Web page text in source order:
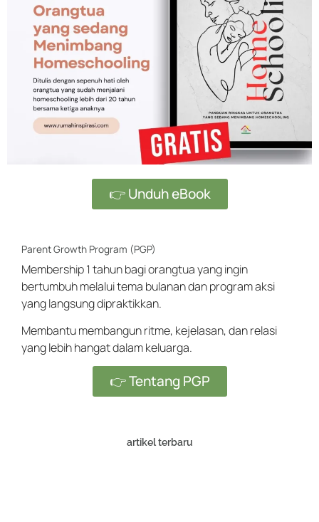
👉 Unduh eBook
Parent Growth Program (PGP)
Membership 1 tahun bagi orangtua yang ingin
bertumbuh melalui tema bulanan dan program aksi
yang langsung dipraktikkan.
Membantu membangun ritme, kejelasan, dan relasi
yang lebih hangat dalam keluarga.
👉 Tentang PGP
artikel terbaru